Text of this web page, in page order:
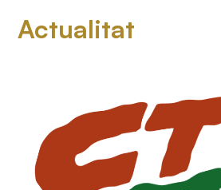
Actualitat